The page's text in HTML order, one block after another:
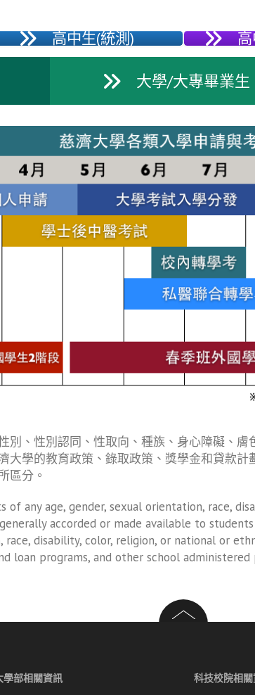
高中生(統測)
大學/大專畢業生
別、性別認同、性取向、種族、身心障礙、
大學的教育政策、錄取政策、獎學金和貸款
區分。
of any age, gender, sexual orientation, race,
accorded or made available to
race, disability, color, religion, or national or
loan programs, and other school administered
學部相關資訊 科技校院相關